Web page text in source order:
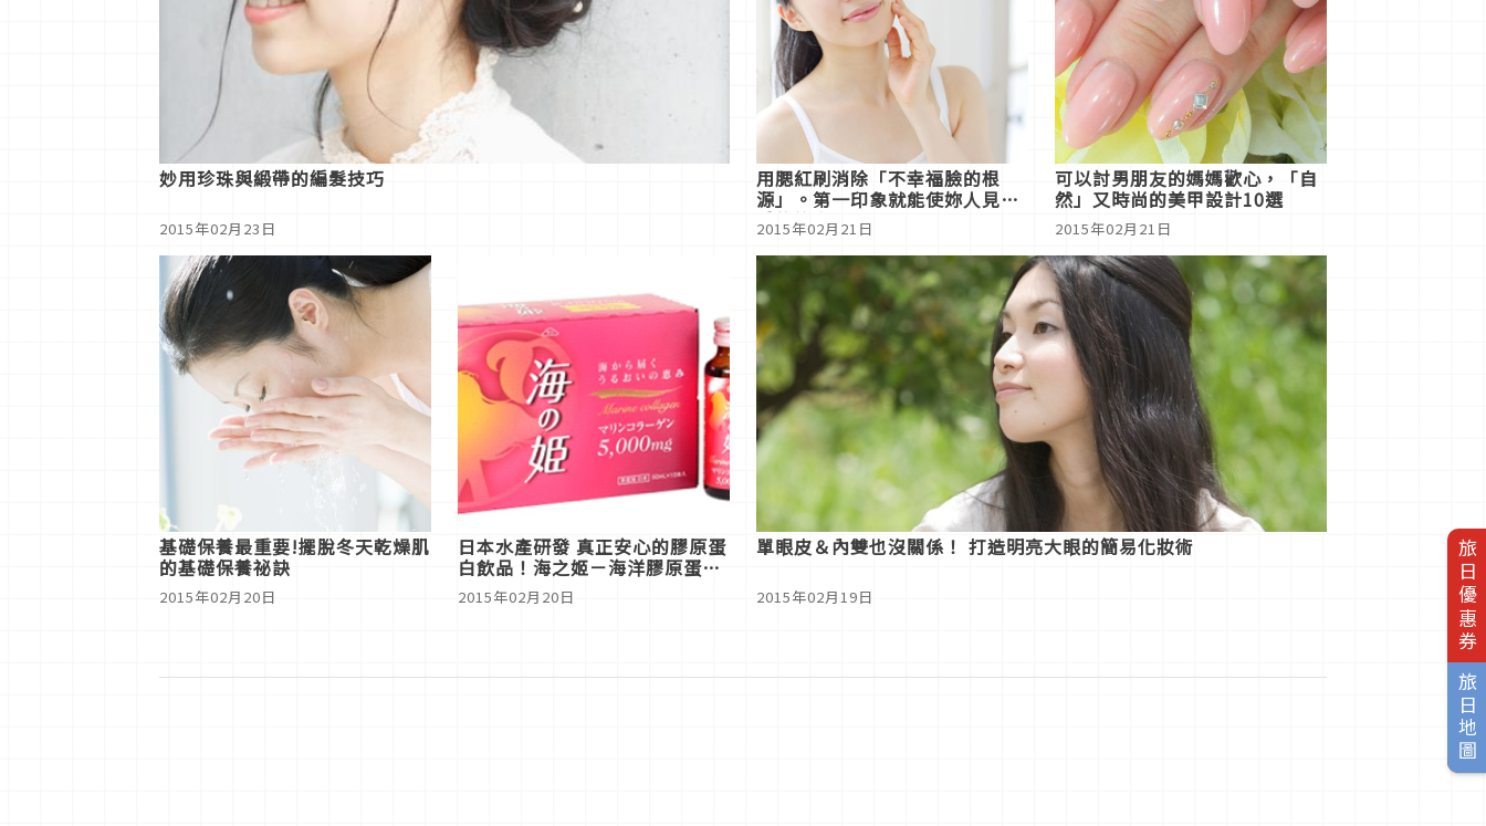
旅日優惠券
旅日地圖
妙用珍珠與緞帶的編髮技巧
2015年02月23日
用腮紅刷消除「不幸福臉的根
源」。第一印象就能使妳人見人
愛的祕密武器
2015年02月21日
可以討男朋友的媽媽歡心，「自
然」又時尚的美甲設計10選
2015年02月21日
基礎保養最重要!擺脫冬天乾燥肌
的基礎保養祕訣
2015年02月20日
日本水產研發 真正安心的膠原蛋
白飲品！海之姬－海洋膠原蛋白
肽飲品
2015年02月20日
單眼皮＆內雙也沒關係！ 打造明亮大眼的簡易化妝術
2015年02月19日